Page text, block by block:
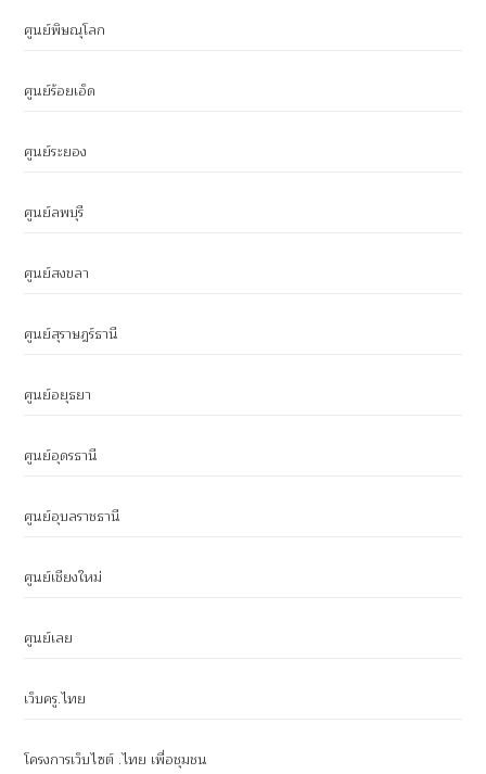
ศูนย์พิษณุโลก
ศูนย์ร้อยเอ็ด
ศูนย์ระยอง
ศูนย์ลพบุรี
ศูนย์สงขลา
ศูนย์สุราษฎร์ธานี
ศูนย์อยุธยา
ศูนย์อุดรธานี
ศูนย์อุบลราชธานี
ศูนย์เชียงใหม่
ศูนย์เลย
เว็บครู.ไทย
โครงการเว็บไซต์ .ไทย เพื่อชุมชน